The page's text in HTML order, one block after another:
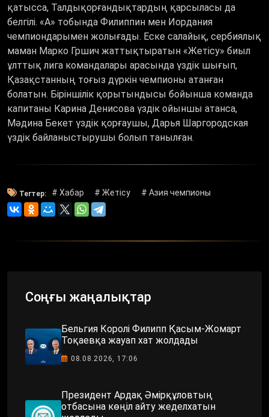
қатысса, Талдықорғандықтардың қарсыласы да
белгілі. «А» тобында Филиппин мен Иордания
чемпиондарымен жолығады. Еске салайық, сербиялық
маман Марко Гршич жаттықтыратын «Жетісу» биыл
ұлттық лига командалары арасында үздік шығып,
Қазақстанның тоғыз дүркін чемпионы атанған
болатын. Біріншілік қорытындысы бойынша команда
капитаны Карина Денисова үздік ойыншы атанса,
Мәдина Бекет үздік қорғаушы, Дарья Шаргородская
үздік байланыстырушы болып танылған.
Тегтер: # Хабар # Жетісу # Азия чемпионы
Соңғы жаңалықтар
Бельгия Королі Филипп Қасым-Жомарт
Тоқаевқа жауап хат жолдады
08.08.2026, 17:06
Президент Ардақ Әмірқұловтың
отбасына көңіл айту жеделхатын